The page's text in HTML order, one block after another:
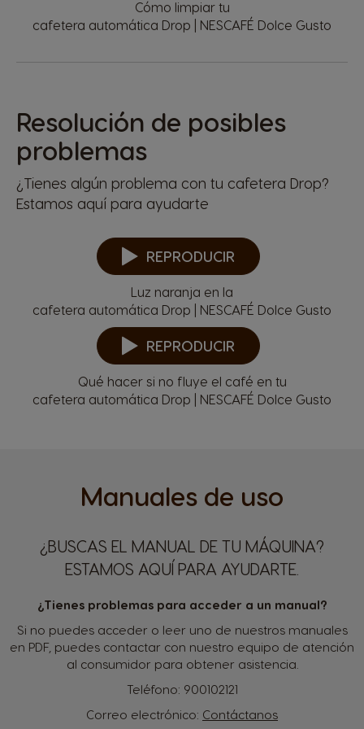
Cómo limpiar tu
cafetera automática Drop | NESCAFÉ Dolce Gusto
Resolución de posibles
problemas
¿Tienes algún problema con tu cafetera Drop?
Estamos aquí para ayudarte
REPRODUCIR
Luz naranja en la
cafetera automática Drop | NESCAFÉ Dolce Gusto
REPRODUCIR
Qué hacer si no fluye el café en tu
cafetera automática Drop | NESCAFÉ Dolce Gusto
Manuales de uso
¿BUSCAS EL MANUAL DE TU MÁQUINA?
ESTAMOS AQUÍ PARA AYUDARTE.
¿Tienes problemas para acceder a un manual?
Si no puedes acceder o leer uno de nuestros manuales
en PDF, puedes contactar con nuestro equipo de atención
al consumidor para obtener asistencia.
Teléfono: 900102121
Correo electrónico: Contáctanos